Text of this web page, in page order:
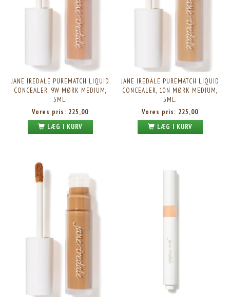
JANE IREDALE PUREMATCH LIQUID
CONCEALER, 9W MØRK MEDIUM,
5ML.
Vores pris: 225,00
LÆG I KURV
JANE IREDALE PUREMATCH LIQUID
CONCEALER, 10N MØRK MEDIUM,
5ML.
Vores pris: 225,00
LÆG I KURV